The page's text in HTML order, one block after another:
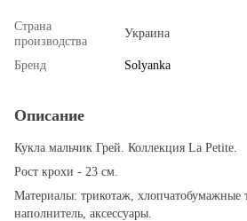
Страна
производства
Украина
Бренд Solyanka
Описание
Кукла мальчик Грей. Коллекция La Petite.
Рост крохи - 23 см.
Материалы: трикотаж, хлопчатобумажные
наполнитель, аксессуары.